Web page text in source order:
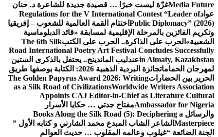
Media Futureغزّة ليست خبرًا … قصيدة جديدة للشاعرة د. حنان
عوادRegulations for the V International Contest “Leader of
Public Diplomacy” (2026) اختتام القمة العالمية للشعوب – إفريقيا
وتكريم الفائزين بالمرحلة الإقليمية لمسابقة «قائد الدبلوماسية
الشعبية» الحرب على الذاكرة.. الحرب على الكتبThe 6th Silk
Road International Poetry Art Festival Concludes Successfully
in Almaty, Kazakhstanعندليب الماندينج.. يحتفل بالذكرى الستين
لمهرجان الحمامات
جائزة البردية الذهبية 2026: الكتابة بوصفها طريق
الحرير بين الحضاراتThe Golden Papyrus Award 2026: Writing
as a Silk Road of CivilizationsWorldwide Writers Association
Appoints CAJ Editor-in-Chief as Literature Cultural
Ambassador for Nigeriaمفتاح جدتي … حكايا الأسرار
والرسائل Books Along the Silk Road (5): Deciphering a
Masterpiece الشاعر الشاب المبدع محمد الشارني و كتابه الأول ”
الجنة الضائعة “غيلوب وعالمه المقلوب … حديث العوالم